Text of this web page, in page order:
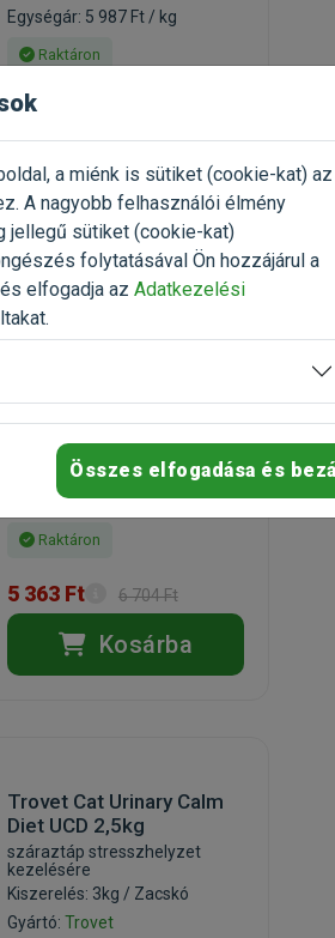
Egységár: 5 987 Ft / kg
Raktáron
4 490 Ft
Kosárba
Pro Plan VD Feline NF
Renal Function Advance
Kiszerelés: 850g / Karton
Pro Plan VD
Egységár: 6 309 Ft / kg
Raktáron
5 363 Ft 6 704 Ft
Kosárba
Trovet Cat Urinary Calm
Diet UCD 2,5kg
száraztáp stresszhelyzet
kezelésére
Kiszerelés: 3kg / Zacskó
Gyártó: Trovet
a miénk is sütiket (cookie-kat) az
A nagyobb felhasználói élmény
jellegű sütiket (cookie-kat)
folytatásával Ön hozzájárul a
elfogadja az Adatkezelési
Összes elfogadása és